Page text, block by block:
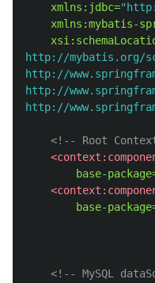
xmlns:jdbc=
xmlns:mybatis-
http://mybatis.org/
http://
http://
http://
<!-- Root
base-
base-
<!-- MySQL